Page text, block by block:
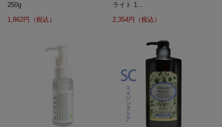
250g
1,862円（税込）
ライト 1...
2,354円（税込）